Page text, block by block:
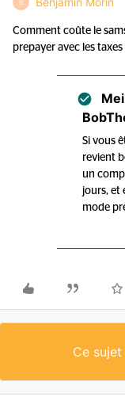
B
Comment coûte le
prepayer avec les taxes
Si vous
revient
un
jours, et
mode
Ce